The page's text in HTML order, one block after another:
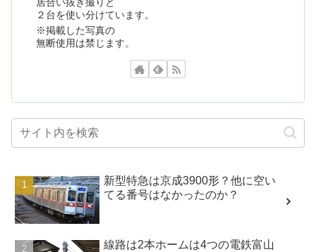
２台を使い分けています。
※掲載した写真の
無断使用は禁じます。
新型特急は京成3900形？他に空い
てる番号はなかったのか？
線路は2本ホームは4つの電鉄富山